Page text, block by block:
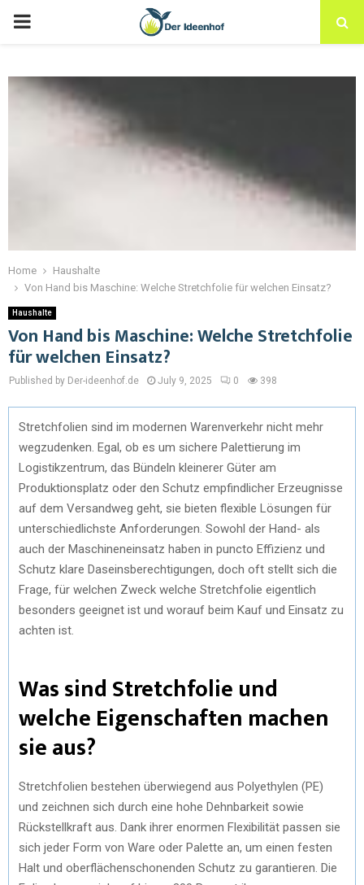
Home
Haushalte
Von Hand bis Maschine: Welche Stretchfolie für welchen Einsatz?
Haushalte
Von Hand bis Maschine: Welche Stretchfolie
für welchen Einsatz?
Published by Der-ideenhof.de July 9, 2025 0 398
Stretchfolien sind im modernen Warenverkehr nicht mehr
wegzudenken. Egal, ob es um sichere Palettierung im
Logistikzentrum, das Bündeln kleinerer Güter am
Produktionsplatz oder den Schutz empfindlicher Erzeugnisse
auf dem Versandweg geht, sie bieten flexible Lösungen für
unterschiedlichste Anforderungen. Sowohl der Hand- als
auch der Maschineneinsatz haben in puncto Effizienz und
Schutz klare Daseinsberechtigungen, doch oft stellt sich die
Frage, für welchen Zweck welche Stretchfolie eigentlich
besonders geeignet ist und worauf beim Kauf und Einsatz zu
achten ist.
Was sind Stretchfolie und
welche Eigenschaften machen
sie aus?
Stretchfolien bestehen überwiegend aus Polyethylen (PE)
und zeichnen sich durch eine hohe Dehnbarkeit sowie
Rückstellkraft aus. Dank ihrer enormen Flexibilität passen sie
sich jeder Form von Ware oder Palette an, um einen festen
Halt und oberflächenschonenden Schutz zu garantieren. Die